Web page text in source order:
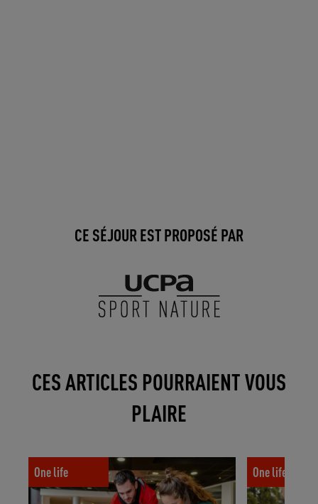
CE SÉJOUR EST PROPOSÉ PAR
CES ARTICLES POURRAIENT VOUS
PLAIRE
Devenir animateur BAFA : des
compétences pour la vie à la clé
One life
Transforme
UCPA
One life